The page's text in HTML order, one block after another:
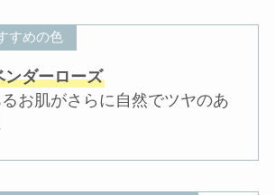
すめの色
ンダーローズ
お肌がさらに自然でツヤのあ